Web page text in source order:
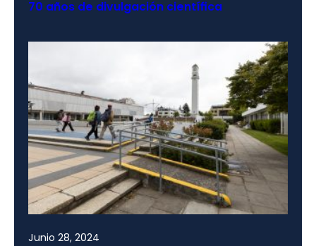
70 años de divulgación científica
Junio 28, 2024